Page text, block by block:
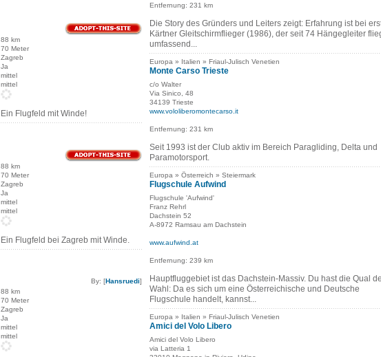
88 km
70 Meter
Zagreb
Ja
mittel
mittel
Ein Flugfeld mit Winde!
88 km
70 Meter
Zagreb
Ja
mittel
mittel
Ein Flugfeld bei Zagreb mit Winde.
By: [Hansruedi]
88 km
70 Meter
Zagreb
Ja
mittel
mittel
Entfernung: 231 km
Die Story des Gründers und Leiters zeigt: Erfahrung ist bei
Kärtner Gleitschirmflieger (1986), der seit 74 Hängegleiter
umfassend...
Europa » Italien » Friaul-Julisch Venetien
Monte Carso Trieste
c/o Walter
Via Sinico, 48
34139 Trieste
www.vololiberomontecarso.it
Entfernung: 231 km
Seit 1993 ist der Club aktiv im Bereich Paragliding, Delta und
Paramotorsport.
Europa » Österreich » Steiermark
Flugschule Aufwind
Flugschule 'Aufwind'
Franz Rehrl
Dachstein 52
A-8972 Ramsau am Dachstein
www.aufwind.at
Entfernung: 239 km
Hauptfluggebiet ist das Dachstein-Massiv. Du hast die Qual
Wahl: Da es sich um eine Österreichische und Deutsche
Flugschule handelt, kannst...
Europa » Italien » Friaul-Julisch Venetien
Amici del Volo Libero
Amici del Volo Libero
via Latteria 1